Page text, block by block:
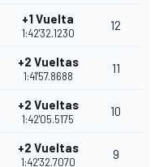
+1 Vuelta
1:42'32.1230
12
+2 Vueltas
1:41'57.8688
11
+2 Vueltas
1:42'05.5175
10
+2 Vueltas
1:42'32.7070
9